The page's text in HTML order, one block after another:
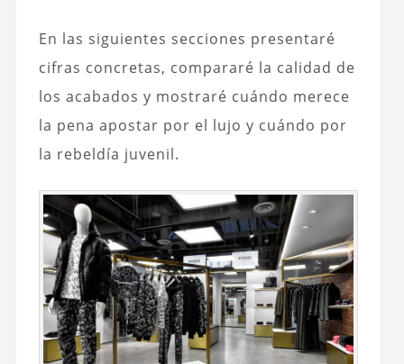
En las siguientes secciones presentaré
cifras concretas, compararé la calidad de
los acabados y mostraré cuándo merece
la pena apostar por el lujo y cuándo por
la rebeldía juvenil.